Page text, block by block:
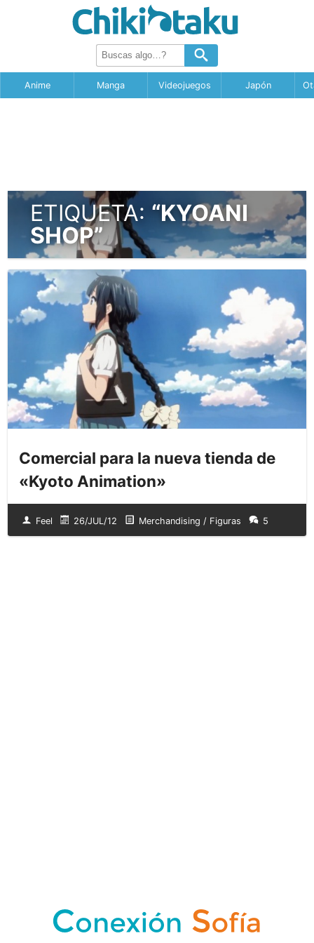
Anime Manga Videojuegos Japón
ETIQUETA: “KYOANI
SHOP”
Comercial para la nueva tienda de
«Kyoto Animation»
Feel 26/JUL/12 Merchandising / Figuras 5